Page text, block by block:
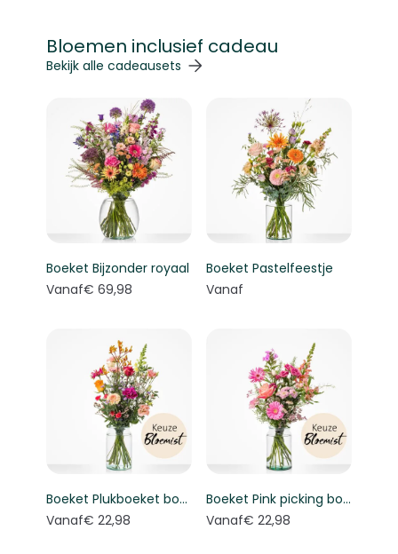
Bloemen inclusief cadeau
Navigeren door de elementen van de carrousel is
Druk om carrousel over te slaan
Bekijk alle cadeausets
Boeket Bijzonder royaal
Vanaf€ 69,98
Boeket Pastelfeestje
Vanaf
Boeket Plukboeket bont - Keuze bloemist
Vanaf€ 22,98
Boeket Pink picking bouquet - Florist's choice
Vanaf€ 22,98